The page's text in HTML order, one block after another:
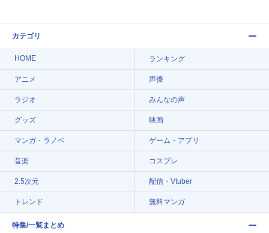
カテゴリ
HOME ランキング
アニメ 声優
ラジオ みんなの声
グッズ 映画
マンガ・ラノベ ゲーム・アプリ
音楽 コスプレ
2.5次元 配信・Vtuber
トレンド 無料マンガ
特集/一覧まとめ